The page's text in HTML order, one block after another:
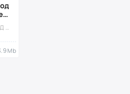
АРКАДЫ / РАННЕРЫ / МОД / СТИЛИЗАЦИЯ / ОФЛАЙН / ОДНОПОЛЬЗОВАТЕЛЬСКИЕ / ДЛЯ ДЕТЕЙ / ДЕВОЧКАМ / ПЛАТФОРМЕРЫ / ВСТРОЕННЫЙ КЕШ
Mb